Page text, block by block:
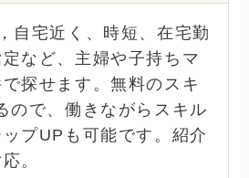
自宅近く、時短、在宅勤
など、主婦や子持ちマ
探せます。無料のスキ
ので、働きながらスキル
プUPも可能です。紹介
。